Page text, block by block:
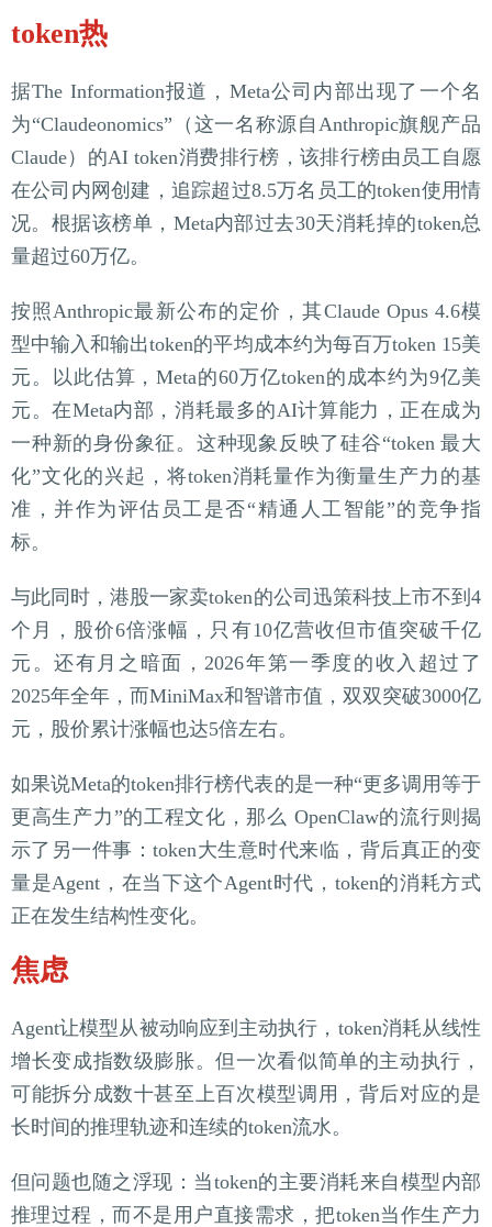
token热
据The Information报道，Meta公司内部出现了一个名
为“Claudeonomics”（这一名称源自Anthropic旗舰产品
Claude）的AI token消费排行榜，该排行榜由员工自愿
在公司内网创建，追踪超过8.5万名员工的token使用情
况。根据该榜单，Meta内部过去30天消耗掉的token总
量超过60万亿。
按照Anthropic最新公布的定价，其Claude Opus 4.6模
型中输入和输出token的平均成本约为每百万token 15美
元。以此估算，Meta的60万亿token的成本约为9亿美
元。在Meta内部，消耗最多的AI计算能力，正在成为
一种新的身份象征。这种现象反映了硅谷“token 最大
化”文化的兴起，将token消耗量作为衡量生产力的基
准，并作为评估员工是否“精通人工智能”的竞争指
标。
与此同时，港股一家卖token的公司迅策科技上市不到4
个月，股价6倍涨幅，只有10亿营收但市值突破千亿
元。还有月之暗面，2026年第一季度的收入超过了
2025年全年，而MiniMax和智谱市值，双双突破3000亿
元，股价累计涨幅也达5倍左右。
如果说Meta的token排行榜代表的是一种“更多调用等于
更高生产力”的工程文化，那么 OpenClaw的流行则揭
示了另一件事：token大生意时代来临，背后真正的变
量是Agent，在当下这个Agent时代，token的消耗方式
正在发生结构性变化。
焦虑
Agent让模型从被动响应到主动执行，token消耗从线性
增长变成指数级膨胀。但一次看似简单的主动执行，
可能拆分成数十甚至上百次模型调用，背后对应的是
长时间的推理轨迹和连续的token流水。
但问题也随之浮现：当token的主要消耗来自模型内部
推理过程，而不是用户直接需求，把token当作生产力